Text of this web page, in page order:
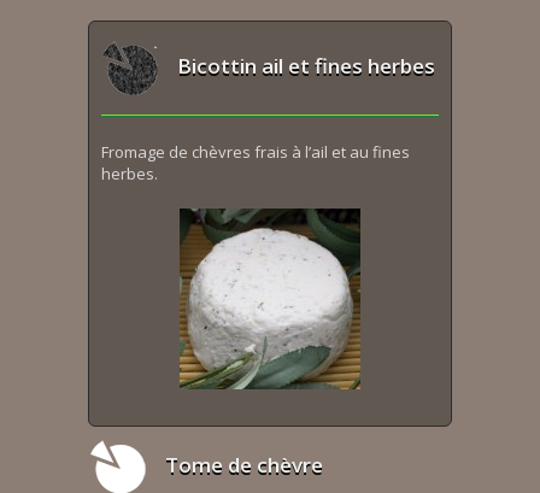
Bicottin ail et fines herbes
Fromage de chèvres frais à l’ail et au fines
herbes.
Tome de chèvre